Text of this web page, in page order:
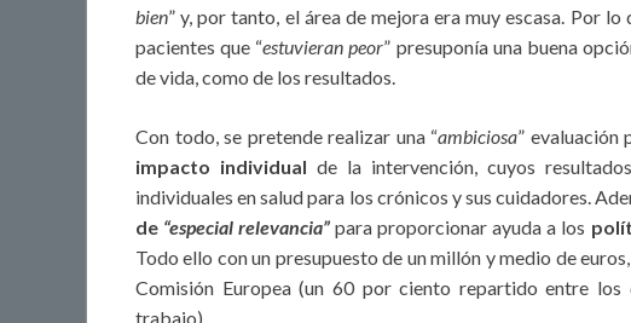
bien” y, por tanto, el área de mejora era muy escasa. Por
pacientes que “estuvieran peor” presuponía una buena
de vida, como de los resultados.
Con todo, se pretende realizar una “ambiciosa” evaluación
impacto individual de la intervención, cuyos
individuales en salud para los crónicos y sus cuidadores.
de “especial relevancia” para proporcionar ayuda a los
Todo ello con un presupuesto de un millón y medio de
Comisión Europea (un 60 por ciento repartido entre
trabajo)